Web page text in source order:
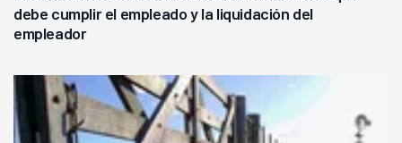
debe cumplir el empleado y la liquidación del
empleador